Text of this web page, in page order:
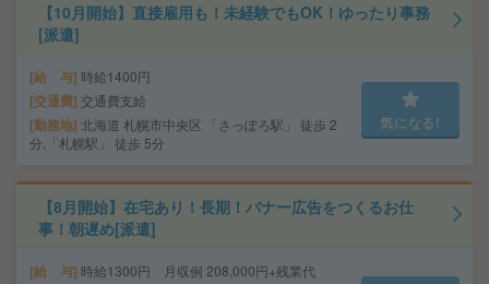
【10月開始】直接雇用も！未経験でもOK！ゆったり事務
[派遣]
給 与 時給1400円
交通費 交通費支給
勤務地 北海道 札幌市中央区 「さっぽろ駅」 徒歩 2
分,「札幌駅」 徒歩 5分
気になる!
【8月開始】在宅あり！長期！バナー広告をつくるお仕
事！朝遅め[派遣]
給 与 時給1300円 月収例 208,000円+残業代